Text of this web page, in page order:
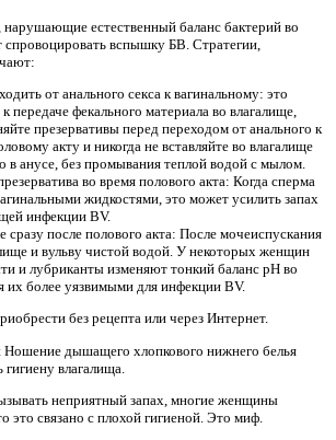
нарушающие естественный баланс бактерий во
спровоцировать вспышку БВ. Стратегии,
от анального секса к вагинальному: это
передаче фекального материала во влагалище,
презервативы перед переходом от анального к
акту и никогда не вставляйте во влагалище
в анусе, без промывания теплой водой с мылом.
во время полового акта: Когда сперма
жидкостями, это может усилить запах
инфекции BV.
сразу после полового акта: После мочеиспускания
и вульву чистой водой. У некоторых женщин
и лубриканты изменяют тонкий баланс pH во
их более уязвимыми для инфекции BV.
без рецепта или через Интернет.
Ношение дышащего хлопкового нижнего белья
влагалища.
неприятный запах, многие женщины
это связано с плохой гигиеной. Это миф.